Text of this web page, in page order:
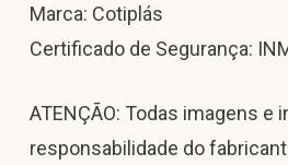
Marca: Cotiplás
Certificado de Segurança:
ATENÇÃO: Todas imagens e
responsabilidade do